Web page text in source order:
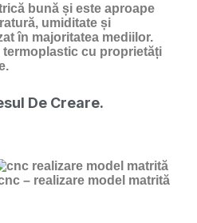
bună și este aproape
umiditate și
în majoritatea mediilor.
termoplastic cu proprietăți
De Creare.
– realizare model matrită